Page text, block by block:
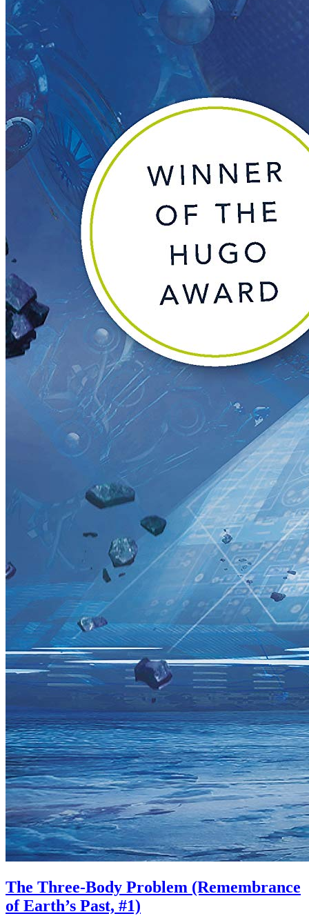
The Three-Body Problem (Remembrance
of Earth’s Past, #1)